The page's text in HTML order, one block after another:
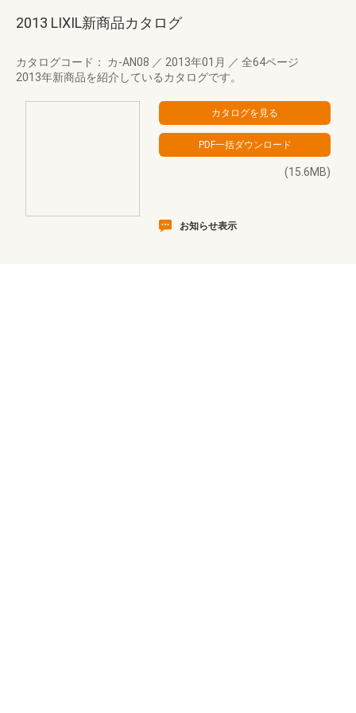
2013 LIXIL新商品カタログ
カタログコード： カ-AN08 ／ 2013年01月 ／ 全64ページ
2013年新商品を紹介しているカタログです。
(15.6MB)
お知らせ表示